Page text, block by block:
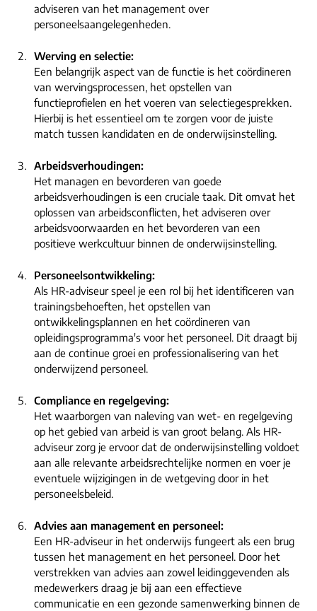
adviseren van het management over
personeelsaangelegenheden.
Werving en selectie:
Een belangrijk aspect van de functie is het coördineren
van wervingsprocessen, het opstellen van
functieprofielen en het voeren van selectiegesprekken.
Hierbij is het essentieel om te zorgen voor de juiste
match tussen kandidaten en de onderwijsinstelling.
Arbeidsverhoudingen:
Het managen en bevorderen van goede
arbeidsverhoudingen is een cruciale taak. Dit omvat het
oplossen van arbeidsconflicten, het adviseren over
arbeidsvoorwaarden en het bevorderen van een
positieve werkcultuur binnen de onderwijsinstelling.
Personeelsontwikkeling:
Als HR-adviseur speel je een rol bij het identificeren van
trainingsbehoeften, het opstellen van
ontwikkelingsplannen en het coördineren van
opleidingsprogramma's voor het personeel. Dit draagt bij
aan de continue groei en professionalisering van het
onderwijzend personeel.
Compliance en regelgeving:
Het waarborgen van naleving van wet- en regelgeving
op het gebied van arbeid is van groot belang. Als HR-
adviseur zorg je ervoor dat de onderwijsinstelling voldoet
aan alle relevante arbeidsrechtelijke normen en voer je
eventuele wijzigingen in de wetgeving door in het
personeelsbeleid.
Advies aan management en personeel:
Een HR-adviseur in het onderwijs fungeert als een brug
tussen het management en het personeel. Door het
verstrekken van advies aan zowel leidinggevenden als
medewerkers draag je bij aan een effectieve
communicatie en een gezonde samenwerking binnen de